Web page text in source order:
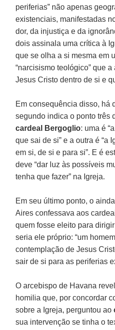
periferias” não apenas
existenciais, manifestadas
dor, da injustiça e da
dois assinala uma crítica à
que se olha a si mesma em
“narcisismo teológico” que
Jesus Cristo dentro de si e
Em consequência disso, há
segundo indica o ponto três
cardeal Bergoglio: uma é
que sai de si” e a outra é “a
em si, de si e para si”. E é
deve “dar luz às possíveis
tenha que fazer” na Igreja.
Em seu último ponto, o
Aires confessava aos
quem fosse eleito para
seria ele próprio: “um
contemplação de Jesus
sair de si para as periferias
O arcebispo de Havana
homilia que, por concordar
sobre a Igreja, perguntou ao
sua intervenção se tinha o